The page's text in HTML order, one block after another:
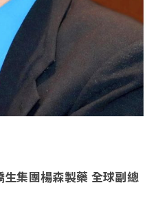
集團楊森製藥 全球副總